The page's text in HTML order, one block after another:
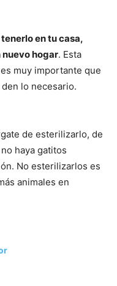
en tu casa,
hogar. Esta
muy importante que
lo necesario.
de esterilizarlo, de
haya gatitos
No esterilizarlos es
animales en